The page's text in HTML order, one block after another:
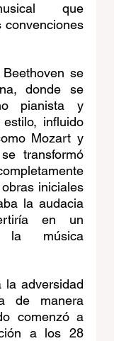
que
convenciones
se
donde se
pianista y
influido
Mozart y
transformó
iniciales
la audacia
en un
la música
la adversidad
de manera
comenzó a
a los 28